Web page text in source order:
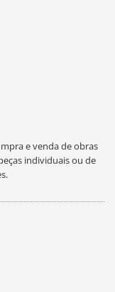
e venda de obras
individuais ou de